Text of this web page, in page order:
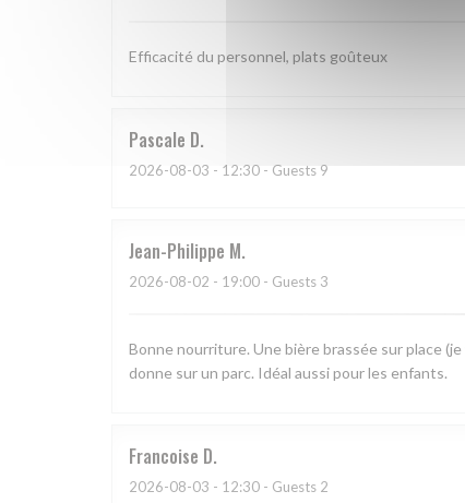
Efficacité du personnel, plats goûteux
Pascale D
2026-08-03 - 12:30 - Guests 9
Jean-Philippe M
2026-08-02 - 19:00 - Guests 3
Bonne nourriture. Une bière brassée sur place
donne sur un parc. Idéal aussi pour les enfants.
Francoise D
2026-08-03 - 12:30 - Guests 2